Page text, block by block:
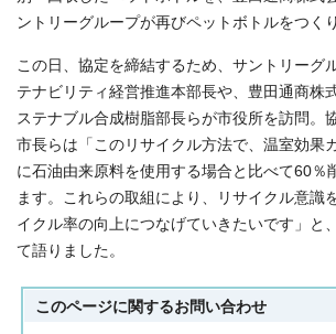
ントリーグループが再びペットボトルをつく
この日、協定を締結するため、サントリーグ
テナビリティ経営推進本部長や、豊田通商株
ステナブル合成樹脂部長らが市役所を訪問。
市長らは「このリサイクル方法で、温室効果
に石油由来原料を使用する場合と比べて60％
ます。これらの取組により、リサイクル意識
イクル率の向上につなげていきたいです」と
て語りました。
このページに関するお問い合わせ